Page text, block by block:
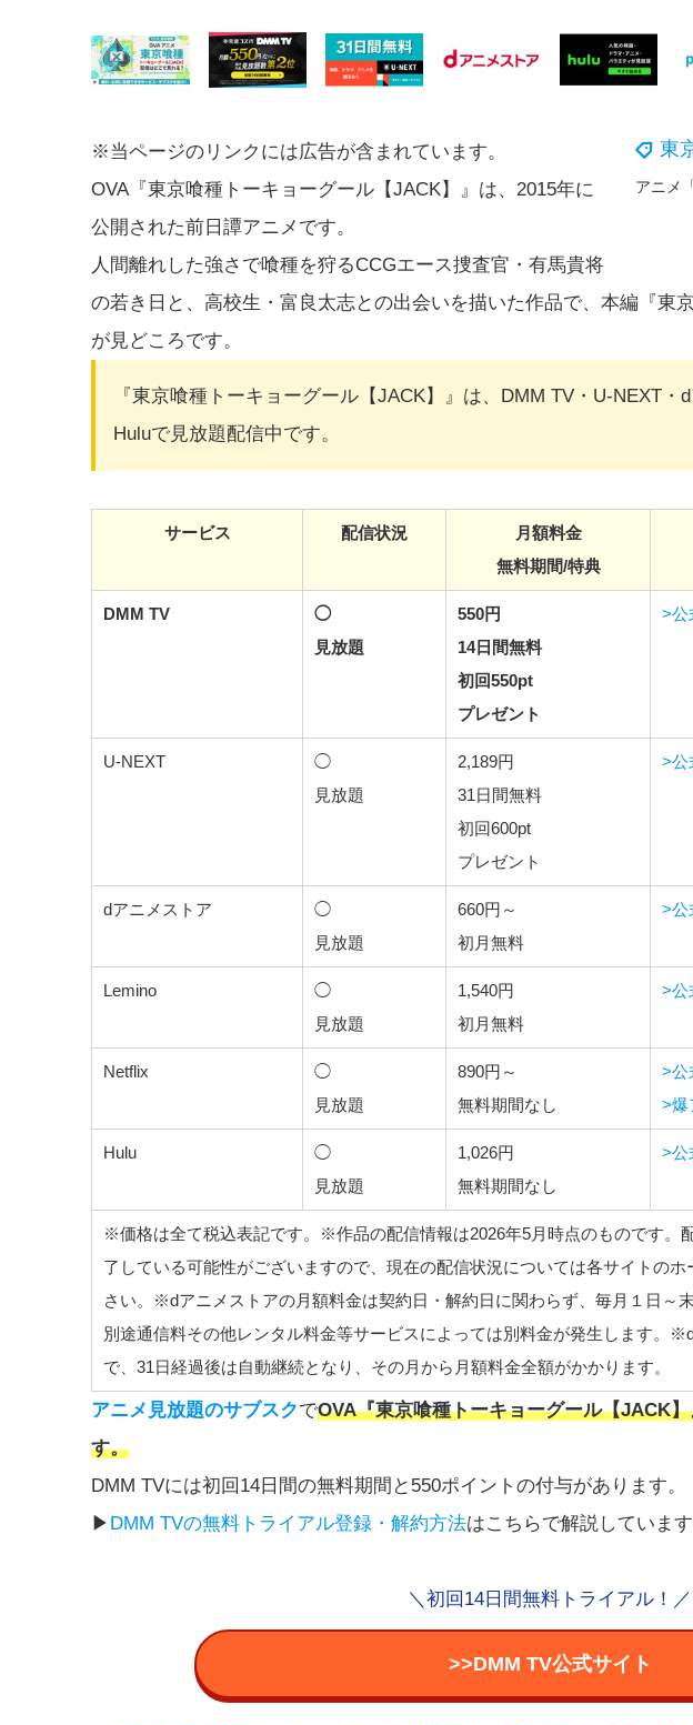
東
※当ページのリンクには広告が含まれています。
OVA『東京喰種トーキョーグール【JACK】』は、2015年に
公開された前日譚アニメです。
人間離れした強さで喰種を狩るCCGエース捜査官・有馬貴将
の若き日と、高校生・富良太志との出会いを描いた作品で、本編『東
が見どころです。
『東京喰種トーキョーグール【JACK】』は、DMM TV・U-NEXT・
Huluで見放題配信中です。
サービス 配信状況
月額料金
無料期間/特典
DMM TV
◯
見放題
550円
14日間無料
初回550pt
プレゼント
>公
U-NEXT
◯
見放題
2,189円
31日間無料
初回600pt
プレゼント
>公
dアニメストア
◯
見放題
660円～
初月無料
>公
Lemino
◯
見放題
1,540円
初月無料
>公
Netflix
◯
見放題
890円～
無料期間なし
>公
>爆
Hulu
◯
見放題
1,026円
無料期間なし
>公
※価格は全て税込表記です。※作品の配信情報は2026年5月時点のものです。
了している可能性がございますので、現在の配信状況については各サイトの
さい。※dアニメストアの月額料金は契約日・解約日に関わらず、毎月１日～
別途通信料その他レンタル料金等サービスによっては別料金が発生します。
で、31日経過後は自動継続となり、その月から月額料金全額がかかります。
アニメ見放題のサブスクでOVA『東京喰種トーキョーグール【JACK
す。
DMM TVには初回14日間の無料期間と550ポイントの付与があります。
▶︎ DMM TVの無料トライアル登録・解約方法はこちらで解説しています
＼初回14日間無料トライアル！／
>>DMM TV公式サイト